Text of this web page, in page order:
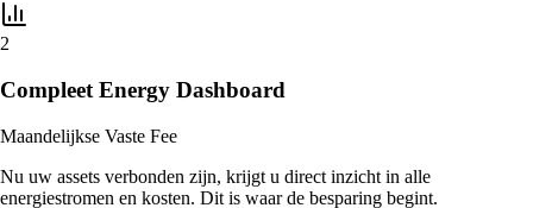
2
Compleet Energy Dashboard
Maandelijkse Vaste Fee
Nu uw assets verbonden zijn, krijgt u direct inzicht in alle
energiestromen en kosten. Dit is waar de besparing begint.